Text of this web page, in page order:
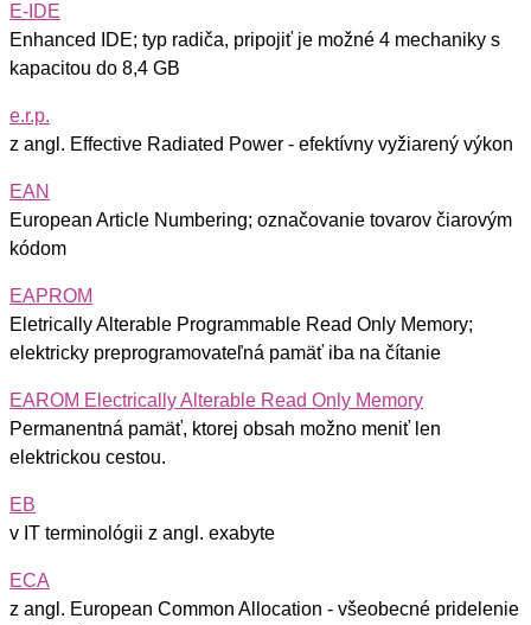
E-IDE
Enhanced IDE; typ radiča, pripojiť je možné 4 mechaniky s
kapacitou do 8,4 GB
e.r.p.
z angl. Effective Radiated Power - efektívny vyžiarený výkon
EAN
European Article Numbering; označovanie tovarov čiarovým
kódom
EAPROM
Eletrically Alterable Programmable Read Only Memory;
elektricky preprogramovateľná pamäť iba na čítanie
EAROM Electrically Alterable Read Only Memory
Permanentná pamäť, ktorej obsah možno meniť len
elektrickou cestou.
EB
v IT terminológii z angl. exabyte
ECA
z angl. European Common Allocation - všeobecné pridelenie